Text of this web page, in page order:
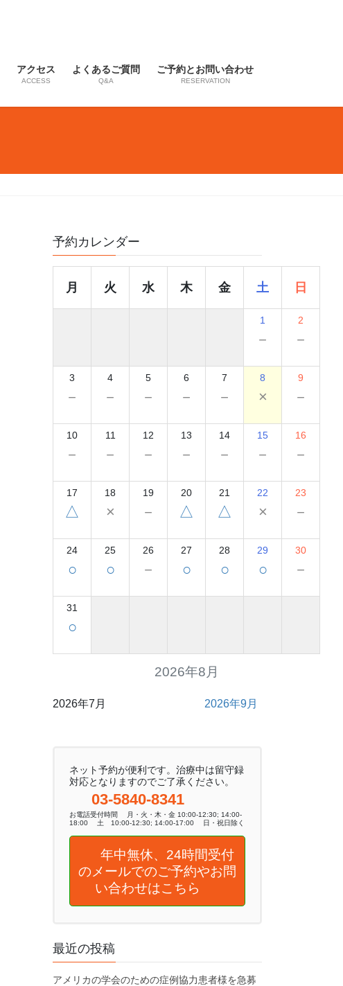
アクセス
ACCESS
よくあるご質問
Q&A
ご予約とお問い合わせ
RESERVATION
予約カレンダー
2026年8月
月 火 水 木 金 土 日
1
－
2
－
3
－
4
－
5
－
6
－
7
－
8
×
9
－
10
－
11
－
12
－
13
－
14
－
15
－
16
－
17
△
18
×
19
－
20
△
21
△
22
×
23
－
24
○
25
○
26
－
27
○
28
○
29
○
30
－
31
○
2026年7月 2026年9月
ネット予約が便利です。治療中は留守録
対応となりますのでご了承ください。
03-5840-8341
お電話受付時間 月・火・木・金 10:00-12:30; 14:00-
18:00 土 10:00-12:30; 14:00-17:00 日・祝日除く
年中無休、24時間受付
のメールでのご予約やお問
い合わせはこちら
最近の投稿
アメリカの学会のための症例協力患者様を急募